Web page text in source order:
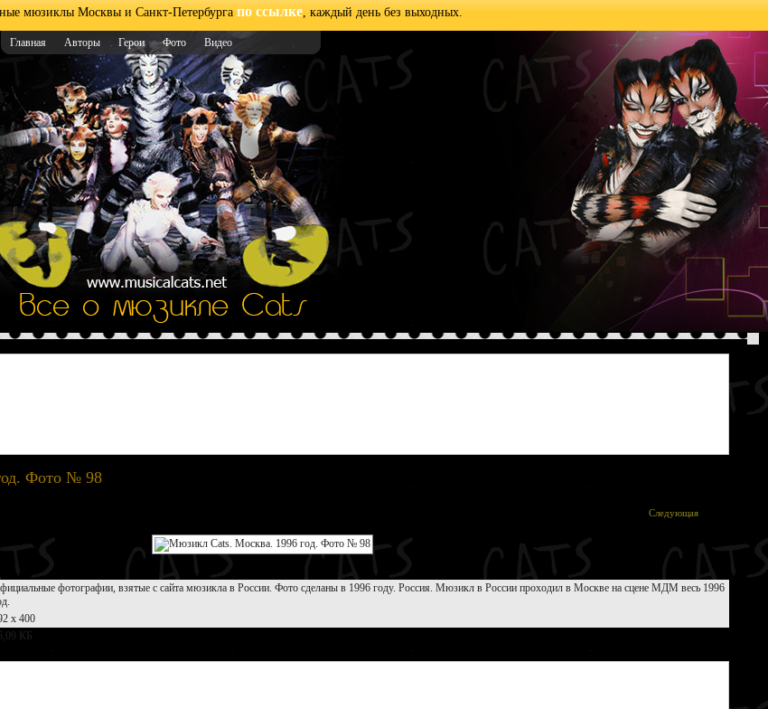
мюзиклы Москвы и Санкт-Петербурга по ссылке, каждый день без выходных.
Главная Авторы Герои Фото Видео
Фото № 98
Следующая
фотографии, взятые с сайта мюзикла в России. Фото сделаны в 1996 году. Россия. Мюзикл в России проходил в Москве на сцене МДМ весь 1996
x 400
КБ